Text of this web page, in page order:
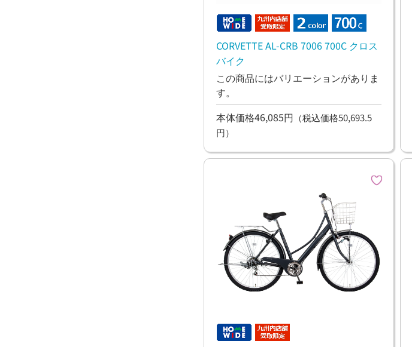
CORVETTE AL-CRB 7006 700C クロス
バイク
この商品にはバリエーションがありま
す。
本体価格46,085円 （税込価格50,693.5
円）